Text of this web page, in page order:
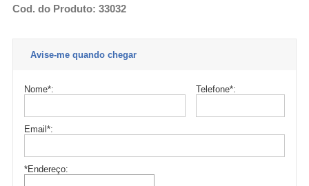
Cod. do Produto: 33032
Avise-me quando chegar
Nome*: Telefone*:
Email *:
*Endereço: